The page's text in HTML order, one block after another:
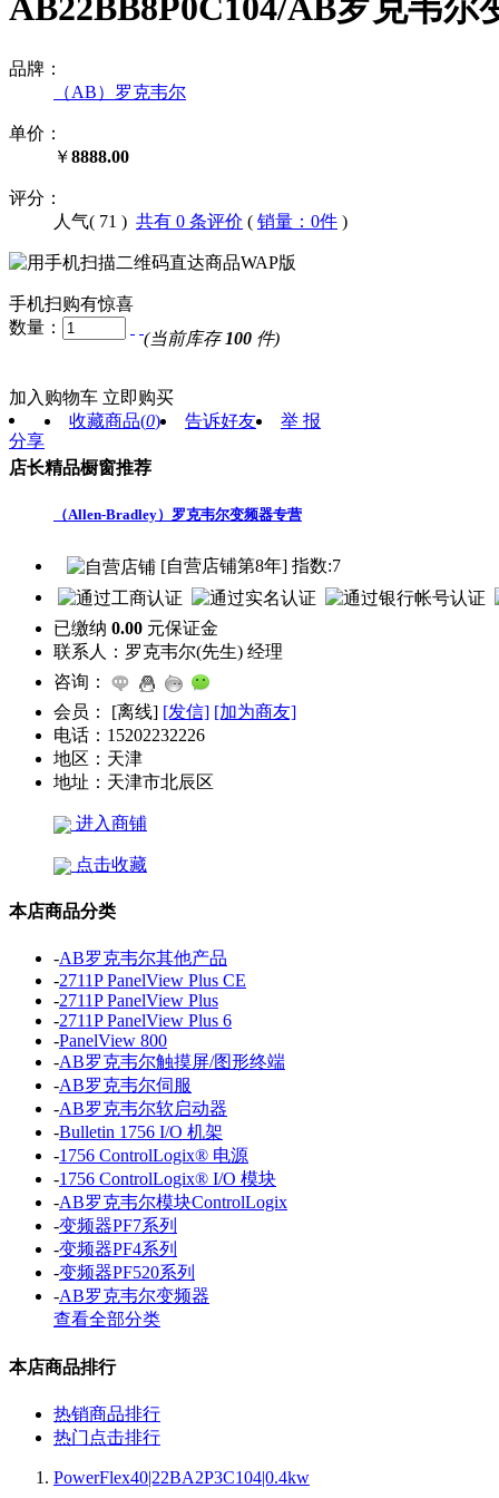
品牌：
（AB）罗克韦尔
单价：
￥8888.00
评分：
人气( 71 ) 共有 0 条评价 ( 销量：0件 )
手机扫购有惊喜
数量：
(当前库存 100 件)
加入购物车 立即购买
分享
收藏商品(0) 告诉好友 举 报
店长精品橱窗推荐
（Allen-Bradley）罗克韦尔变频器专营
[自营店铺第8年] 指数:7
已缴纳 0.00 元保证金
联系人： 罗克韦尔(先生) 经理
咨询：
会员：
[离线] [发信] [加为商友]
电话： 15202232226
地区： 天津
地址： 天津市北辰区
进入商铺
点击收藏
本店商品分类
-AB罗克韦尔其他产品
-2711P PanelView Plus CE
-2711P PanelView Plus
-2711P PanelView Plus 6
-PanelView 800
-AB罗克韦尔触摸屏/图形终端
-AB罗克韦尔伺服
-AB罗克韦尔软启动器
-Bulletin 1756 I/O 机架
-1756 ControlLogix® 电源
-1756 ControlLogix® I/O 模块
-AB罗克韦尔模块ControlLogix
-变频器PF7系列
-变频器PF4系列
-变频器PF520系列
-AB罗克韦尔变频器
查看全部分类
本店商品排行
热销商品排行
热门点击排行
PowerFlex40|22BA2P3C104|0.4kw